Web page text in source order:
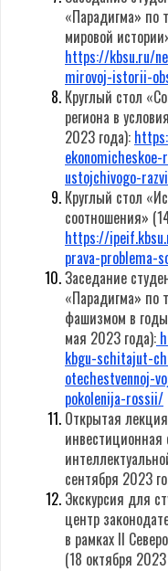
«Парадигма» по
мировой
https://kbsu.ru/
mirovoj-istorii-
Круглый стол
региона в
2023 года):
ustojchivogo-
Круглый стол
соотношения»
https://
prava-problema-
Заседание
«Парадигма» по
фашизмом в
мая 2023 года):
kbgu-schitajut-
otechestvennoj-
pokolenija-rossii/
Открытая
сентября 2023
Экскурсия для
центр
в рамках II
(18 октября